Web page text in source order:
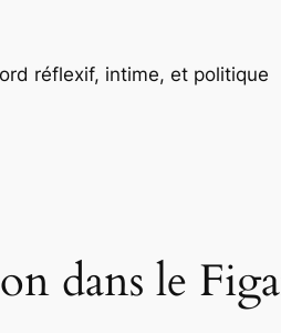
réflexif, intime, et politique
dans le